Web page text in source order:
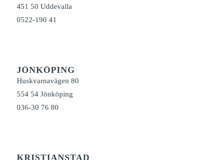
451 50 Uddevalla
0522-190 41
JÖNKÖPING
Huskvarnavägen 80
554 54 Jönköping
036-30 76 80
KRISTIANSTAD